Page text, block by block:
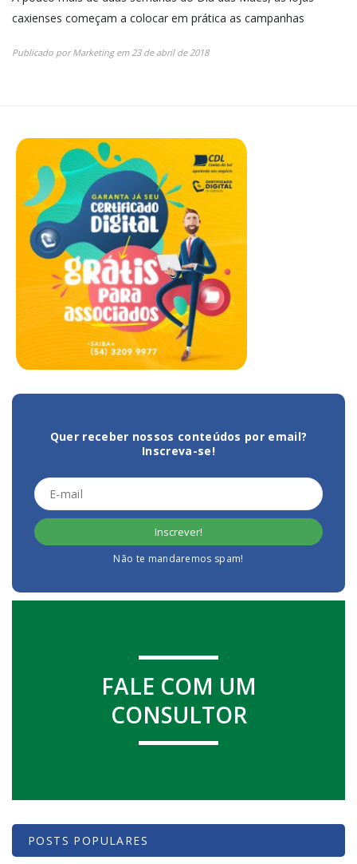
caxienses começam a colocar em prática as campanhas
Publicado porMarketingem 23 de abril de 2018
Quer receber nossos conteúdos por email?
Inscreva-se!
Não te mandaremos spam!
FALE COM UM
CONSULTOR
POSTS POPULARES